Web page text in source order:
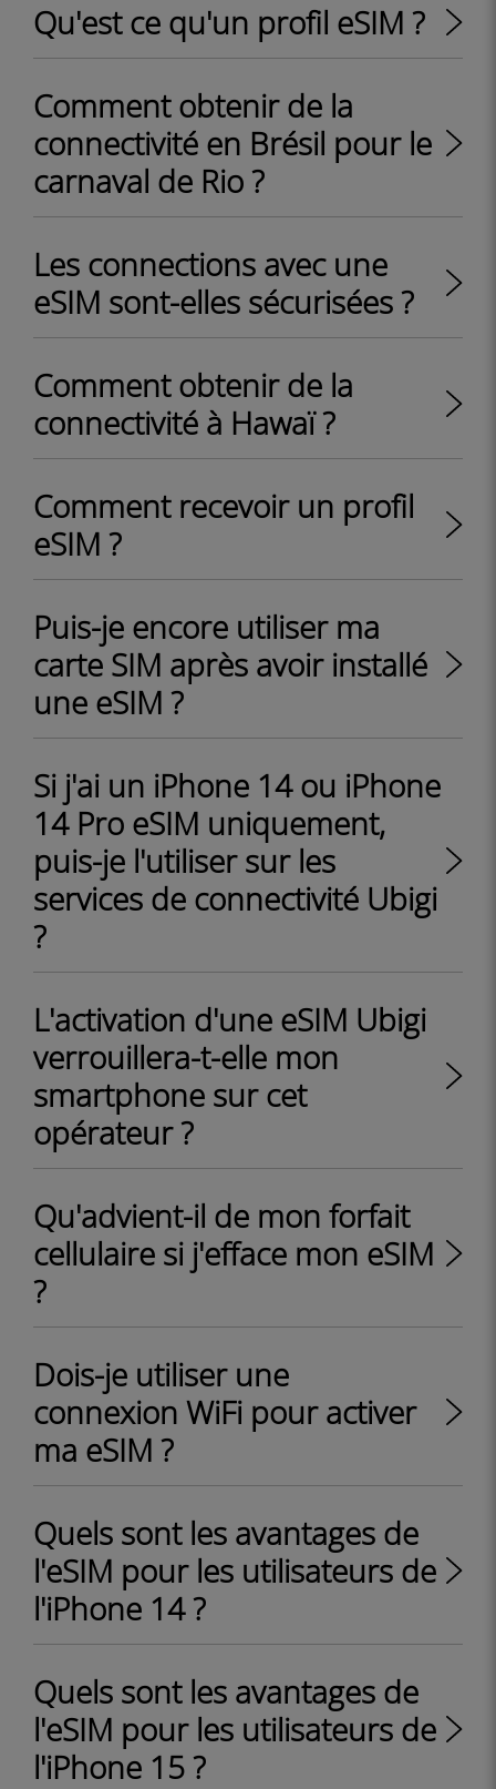
Qu'est ce qu'un profil eSIM ?
Comment obtenir de la
connectivité en Brésil pour le
carnaval de Rio ?
Les connections avec une
eSIM sont-elles sécurisées ?
Comment obtenir de la
connectivité à Hawaï ?
Comment recevoir un profil
eSIM ?
Puis-je encore utiliser ma
carte SIM après avoir installé
une eSIM ?
Si j'ai un iPhone 14 ou iPhone
14 Pro eSIM uniquement,
puis-je l'utiliser sur les
services de connectivité Ubigi
?
L'activation d'une eSIM Ubigi
verrouillera-t-elle mon
smartphone sur cet
opérateur ?
Qu'advient-il de mon forfait
cellulaire si j'efface mon eSIM
?
Dois-je utiliser une
connexion WiFi pour activer
ma eSIM ?
Quels sont les avantages de
l'eSIM pour les utilisateurs de
l'iPhone 14 ?
Quels sont les avantages de
l'eSIM pour les utilisateurs de
l'iPhone 15 ?